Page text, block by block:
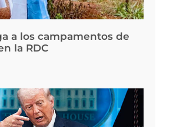
a los campamentos de
la RDC